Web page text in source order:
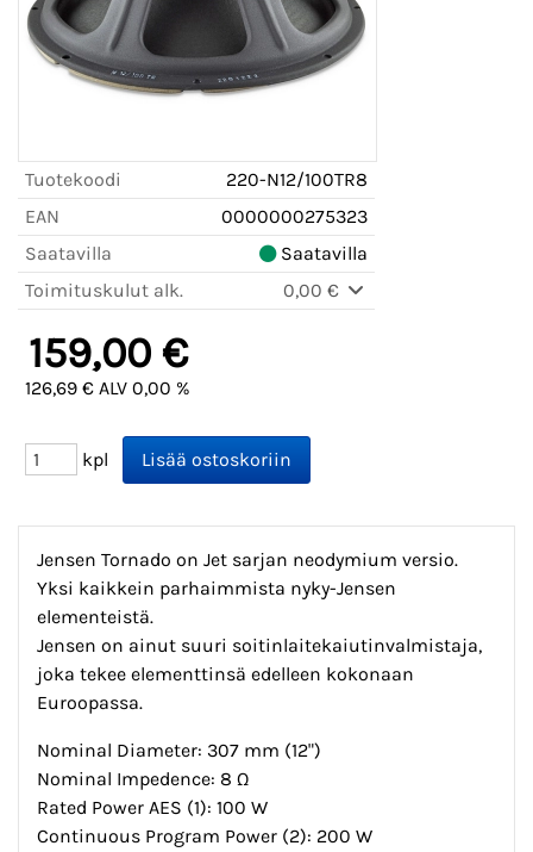
Tuotekoodi
220-N12/100TR8
EAN
0000000275323
Saatavilla
Saatavilla
Toimituskulut alk.
0,00 €
159,00 €
126,69 € ALV 0,00 %
kpl
Jensen Tornado on Jet sarjan neodymium versio.
Yksi kaikkein parhaimmista nyky-Jensen
elementeistä.
Jensen on ainut suuri soitinlaitekaiutinvalmistaja,
joka tekee elementtinsä edelleen kokonaan
Euroopassa.
Nominal Diameter: 307 mm (12")
Nominal Impedence: 8 Ω
Rated Power AES (1): 100 W
Continuous Program Power (2): 200 W